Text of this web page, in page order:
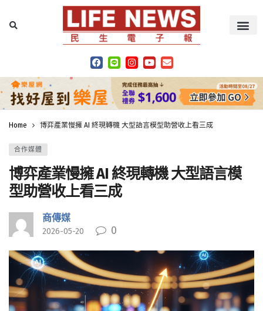
Home 博弈產業慢擁 AI 終現轉機 大型語言模型助營收上看三成
合作媒體
博弈產業慢擁 AI 終現轉機 大型語言模
型助營收上看三成
商傳媒
2026-05-20 0